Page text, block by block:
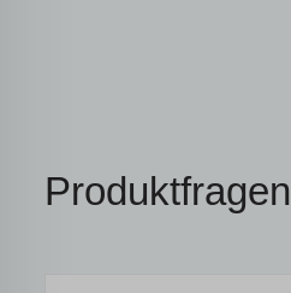
Produktfragen